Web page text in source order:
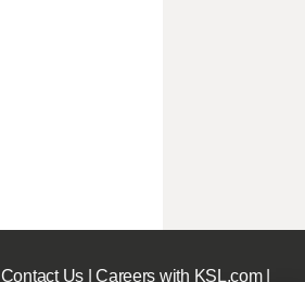
Contact Us|Careers with KSL.com|